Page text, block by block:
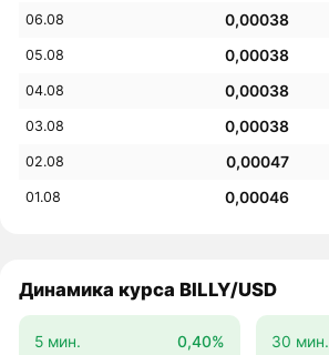
06.08 0,00038
05.08 0,00038
04.08 0,00038
03.08 0,00038
02.08 0,00047
01.08 0,00046
Динамика курса BILLY/USD
5 мин. 0,40% 30 мин.